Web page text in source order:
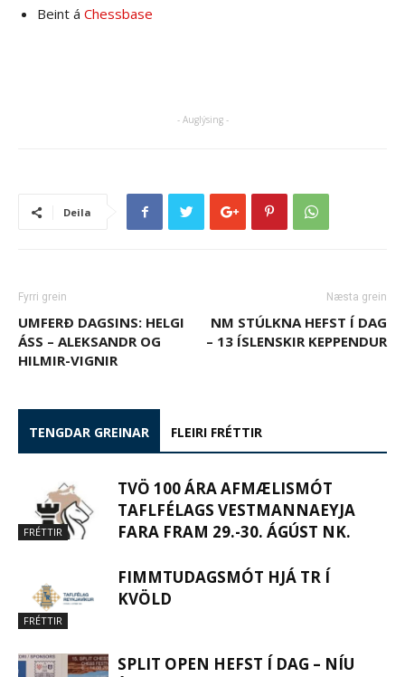
Beint á Chessbase
- Auglýsing -
Deila
Fyrri grein
UMFERÐ DAGSINS: HELGI
ÁSS – ALEKSANDR OG
HILMIR-VIGNIR
Næsta grein
NM STÚLKNA HEFST Í DAG
– 13 ÍSLENSKIR KEPPENDUR
TENGDAR GREINAR FLEIRI FRÉTTIR
FRÉTTIR
TVÖ 100 ÁRA AFMÆLISMÓT
TAFLFÉLAGS VESTMANNAEYJA
FARA FRAM 29.-30. ÁGÚST NK.
FRÉTTIR
FIMMTUDAGSMÓT HJÁ TR Í
KVÖLD
SPLIT OPEN HEFST Í DAG – NÍU